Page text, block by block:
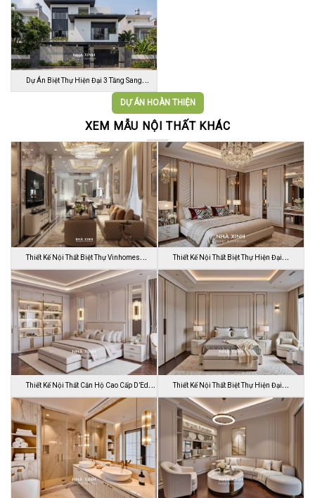
Dự Án Biệt Thự Hiện Đại 3 Tầng Sang
DỰ ÁN HOÀN THIỆN
XEM MẪU NỘI THẤT KHÁC
Thiết Kế Nội Thất Biệt Thự Vinhomes
Gran…
Thiết Kế Nội Thất Biệt Thự Hiện Đại
Sang…
Thiết Kế Nội Thất Căn Hộ Cao Cấp D’Edge
…
Thiết Kế Nội Thất Biệt Thự Hiện Đại
Luca…